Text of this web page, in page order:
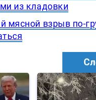
из кладовки
мясной взрыв по-